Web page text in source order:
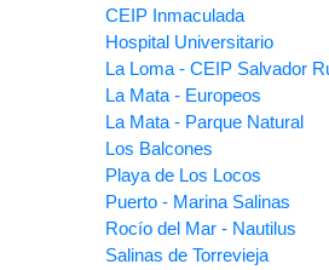
CEIP Inmaculada
Hospital Universitario
La Loma - CEIP Salvador
La Mata - Europeos
La Mata - Parque Natural
Los Balcones
Playa de Los Locos
Puerto - Marina Salinas
Rocío del Mar - Nautilus
Salinas de Torrevieja